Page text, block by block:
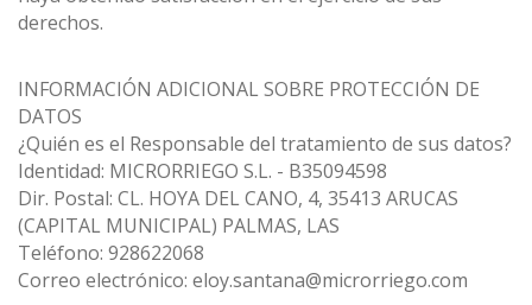
derechos.
INFORMACIÓN ADICIONAL SOBRE PROTECCIÓN DE
DATOS
¿Quién es el Responsable del tratamiento de sus datos?
Identidad: MICRORRIEGO S.L. - B35094598
Dir. Postal: CL. HOYA DEL CANO, 4, 35413 ARUCAS
(CAPITAL MUNICIPAL) PALMAS, LAS
Teléfono: 928622068
Correo electrónico: eloy.santana@microrriego.com